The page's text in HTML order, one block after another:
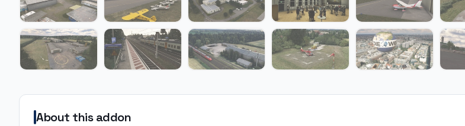
About this addon